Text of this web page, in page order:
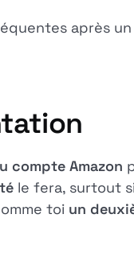
après
compte Amazon
le fera, surtout
toi un